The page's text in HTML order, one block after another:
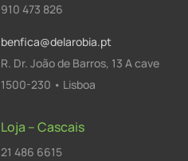
910 473 826
benfica@delarobia.pt
R. Dr. João de Barros, 13 A cave
1500-230 • Lisboa
Loja – Cascais
21 486 6615